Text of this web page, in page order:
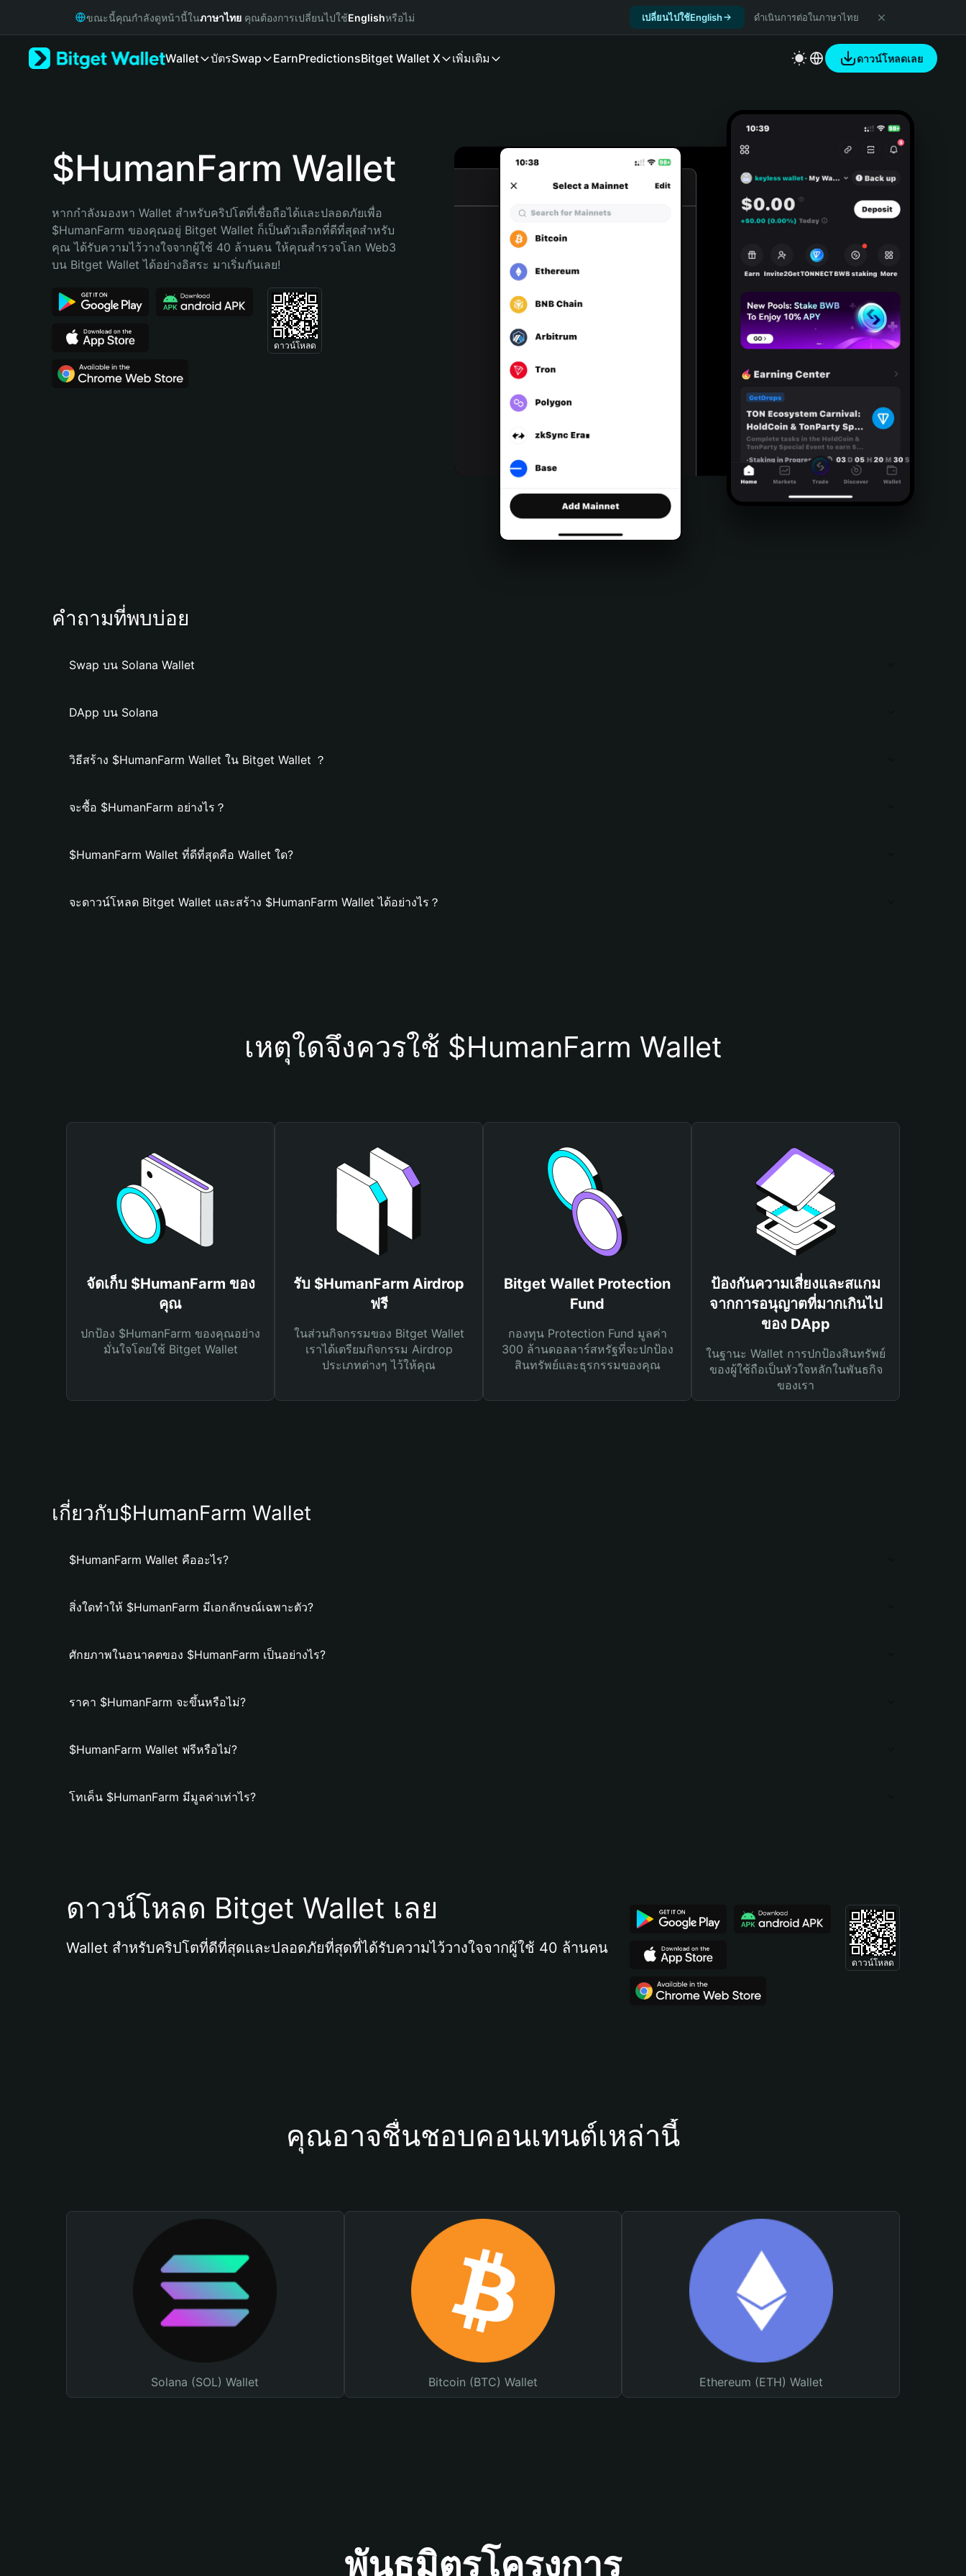
Русский
Bahasa Indonesia
Português (Brasil)
ขณะนี้คุณกำลังดูหน้านี้ในภาษาไทย คุณต้องการเปลี่ยนไปใช้Englishหรือไม่ เปลี่ยนไปใช้English ดำเนินการต่อในภาษาไทย
Wallet บัตรSwap EarnPredictionsBitget Wallet X เพิ่มเติม ดาวน์โหลดเลย
$HumanFarm Wallet
หากกำลังมองหา Wallet สำหรับคริปโตที่เชื่อถือได้และปลอดภัยเพื่อ
$HumanFarm ของคุณอยู่ Bitget Wallet ก็เป็นตัวเลือกที่ดีที่สุดสำหรับ
คุณ ได้รับความไว้วางใจจากผู้ใช้ 40 ล้านคน ให้คุณสำรวจโลก Web3
บน Bitget Wallet ได้อย่างอิสระ มาเริ่มกันเลย!
ดาวน์โหลด
คำถามที่พบบ่อย
Swap บน Solana Wallet
DApp บน Solana
วิธีสร้าง $HumanFarm Wallet ใน Bitget Wallet ？
จะซื้อ $HumanFarm อย่างไร？
$HumanFarm Wallet ที่ดีที่สุดคือ Wallet ใด?
จะดาวน์โหลด Bitget Wallet และสร้าง $HumanFarm Wallet ได้อย่างไร？
เหตุใดจึงควรใช้ $HumanFarm Wallet
จัดเก็บ $HumanFarm ของ
คุณ
ปกป้อง $HumanFarm ของคุณอย่าง
มั่นใจโดยใช้ Bitget Wallet
รับ $HumanFarm Airdrop
ฟรี
ในส่วนกิจกรรมของ Bitget Wallet
เราได้เตรียมกิจกรรม Airdrop
ประเภทต่างๆ ไว้ให้คุณ
Bitget Wallet Protection
Fund
กองทุน Protection Fund มูลค่า
300 ล้านดอลลาร์สหรัฐที่จะปกป้อง
สินทรัพย์และธุรกรรมของคุณ
ป้องกันความเสี่ยงและสแกม
จากการอนุญาตที่มากเกินไป
ของ DApp
ในฐานะ Wallet การปกป้องสินทรัพย์
ของผู้ใช้ถือเป็นหัวใจหลักในพันธกิจ
ของเรา
เกี่ยวกับ$HumanFarm Wallet
$HumanFarm Wallet คืออะไร?
สิ่งใดทำให้ $HumanFarm มีเอกลักษณ์เฉพาะตัว?
ศักยภาพในอนาคตของ $HumanFarm เป็นอย่างไร?
ราคา $HumanFarm จะขึ้นหรือไม่?
$HumanFarm Wallet ฟรีหรือไม่?
โทเค็น $HumanFarm มีมูลค่าเท่าไร?
ดาวน์โหลด Bitget Wallet เลย
Wallet สำหรับคริปโตที่ดีที่สุดและปลอดภัยที่สุดที่ได้รับความไว้วางใจจากผู้ใช้ 40 ล้านคน
ดาวน์โหลด
คุณอาจชื่นชอบคอนเทนต์เหล่านี้
Solana (SOL) Wallet Bitcoin (BTC) Wallet Ethereum (ETH) Wallet
พันธมิตรโครงการ